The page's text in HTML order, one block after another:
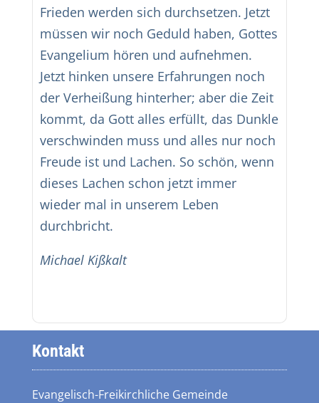
Frieden werden sich durchsetzen. Jetzt
müssen wir noch Geduld haben, Gottes
Evangelium hören und aufnehmen.
Jetzt hinken unsere Erfahrungen noch
der Verheißung hinterher; aber die Zeit
kommt, da Gott alles erfüllt, das Dunkle
verschwinden muss und alles nur noch
Freude ist und Lachen. So schön, wenn
dieses Lachen schon jetzt immer
wieder mal in unserem Leben
durchbricht.
Michael Kißkalt
Kontakt
Evangelisch-Freikirchliche Gemeinde